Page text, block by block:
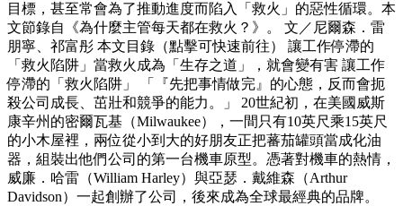
目標，甚至常會為了推動進度而陷入「救火」的惡性循環。本
文節錄自《為什麼主管每天都在救火？》。 文／尼爾森．雷
朋寧、祁富彤 本文目錄（點擊可快速前往） 讓工作停滯的
「救火陷阱」當救火成為「生存之道」，就會變有害 讓工作
停滯的「救火陷阱」 「『先把事情做完』的心態，反而會扼
殺公司成長、茁壯和競爭的能力。」 20世紀初，在美國威斯
康辛州的密爾瓦基（Milwaukee），一間只有10英尺乘15英尺
的小木屋裡，兩位從小到大的好朋友正把蕃茄罐頭當成化油
器，組裝出他們公司的第一台機車原型。憑著對機車的熱情，
威廉．哈雷（William Harley）與亞瑟．戴維森（Arthur
Davidson）一起創辦了公司，後來成為全球最經典的品牌。